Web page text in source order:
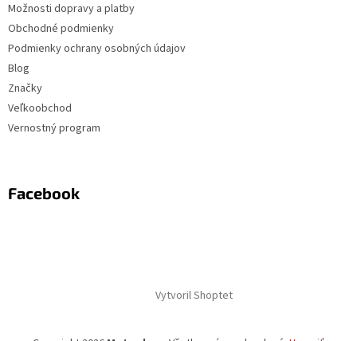
Možnosti dopravy a platby
Obchodné podmienky
Podmienky ochrany osobných údajov
Blog
Značky
Veľkoobchod
Vernostný program
Facebook
Vytvoril Shoptet